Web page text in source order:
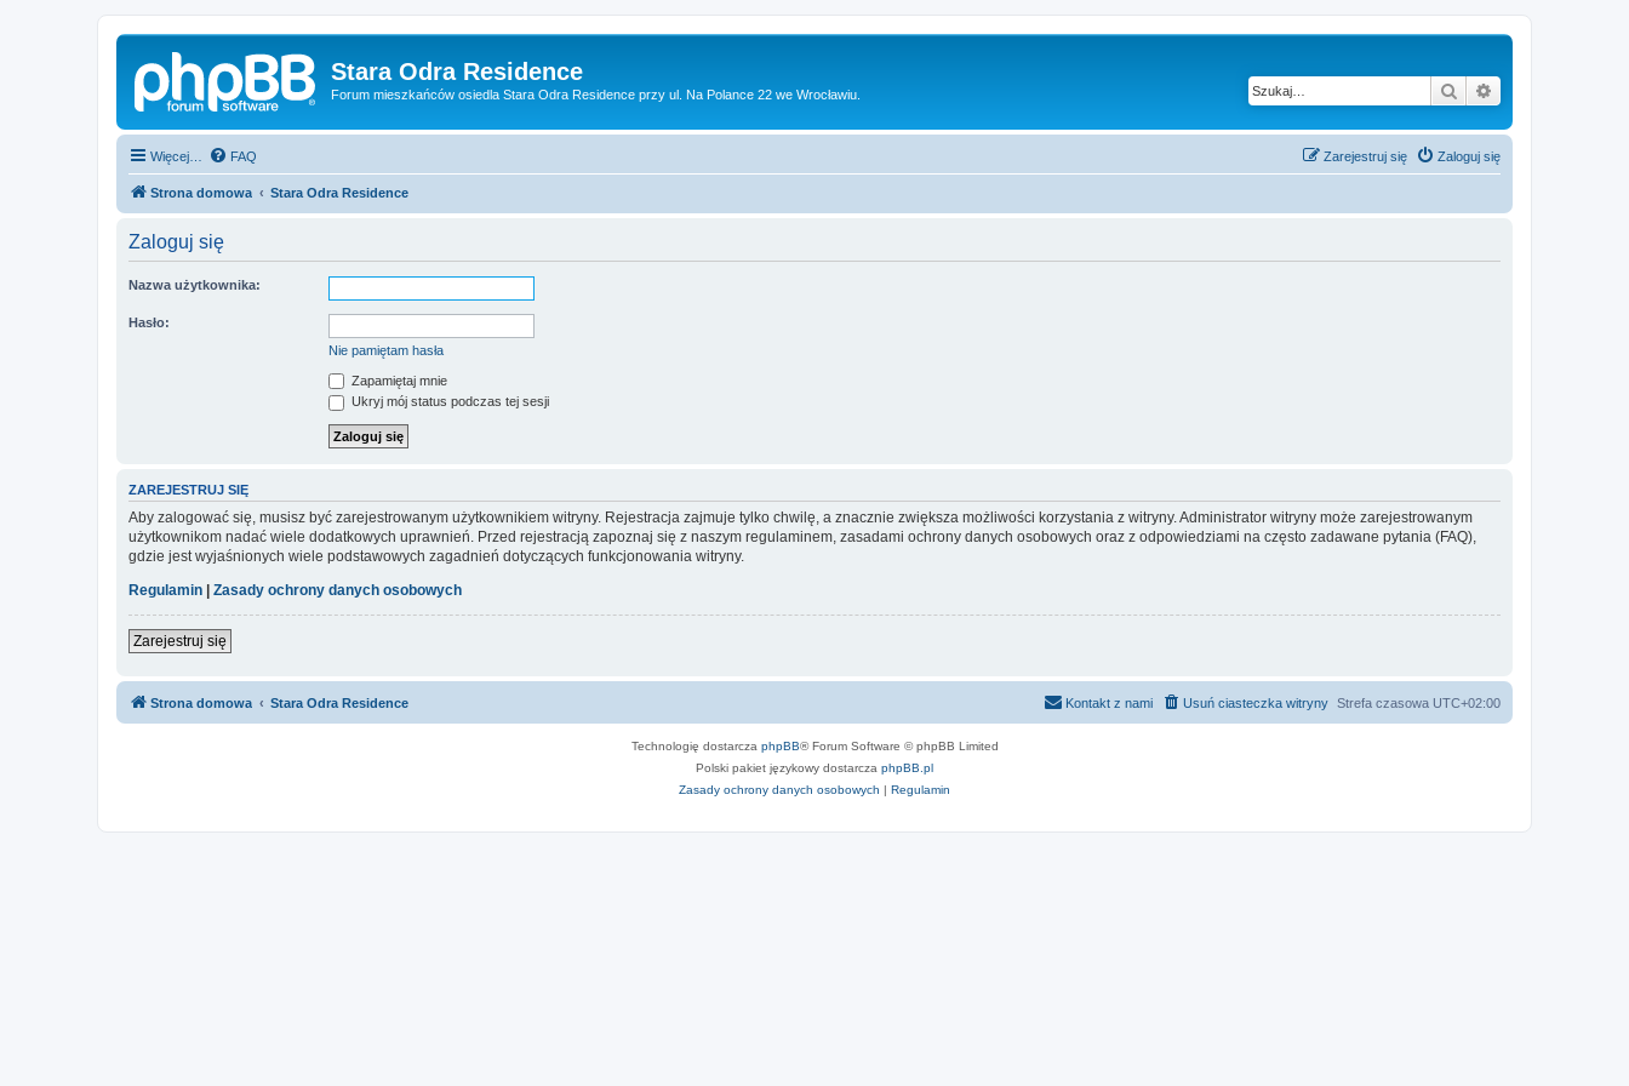
Stara Odra Residence
Forum mieszkańców osiedla Stara Odra Residence przy ul. Na Polance 22 we Wrocławiu. Szukaj
Więcej… FAQ Zaloguj się
Zarejestruj się
Strona domowa Stara Odra Residence
Zaloguj się
Nazwa użytkownika:
Hasło:
Nie pamiętam hasła
Zapamiętaj mnie
Ukryj mój status podczas tej sesji
ZAREJESTRUJ SIĘ
Aby zalogować się, musisz być zarejestrowanym użytkownikiem witryny. Rejestracja zajmuje tylko chwilę, a znacznie zwiększa możliwości korzystania z witryny. Administrator witryny może zarejestrowanym
użytkownikom nadać wiele dodatkowych uprawnień. Przed rejestracją zapoznaj się z naszym regulaminem, zasadami ochrony danych osobowych oraz z odpowiedziami na często zadawane pytania (FAQ),
gdzie jest wyjaśnionych wiele podstawowych zagadnień dotyczących funkcjonowania witryny.
Regulamin
Zasady ochrony danych osobowych
Zarejestruj się
Strona domowa Stara Odra Residence Strefa czasowa UTC+02:00
Usuń ciasteczka witryny
Kontakt z nami
Technologię dostarcza phpBB® Forum Software © phpBB Limited
Polski pakiet językowy dostarcza phpBB.pl
Zasady ochrony danych osobowych | Regulamin